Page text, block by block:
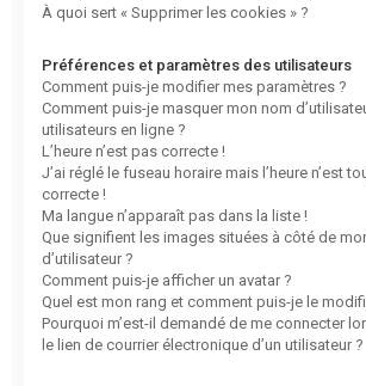
À quoi sert « Supprimer les cookies » ?
Préférences et paramètres des utilisateurs
Comment puis-je modifier mes paramètres ?
Comment puis-je masquer mon nom
utilisateurs en ligne ?
L’heure n’est pas correcte !
J’ai réglé le fuseau horaire mais l’heure n’est
correcte !
Ma langue n’apparaît pas dans la liste !
Que signifient les images situées à côté de
d’utilisateur ?
Comment puis-je afficher un avatar ?
Quel est mon rang et comment puis-je le
Pourquoi m’est-il demandé de me connecter
le lien de courrier électronique d’un utilisateur ?